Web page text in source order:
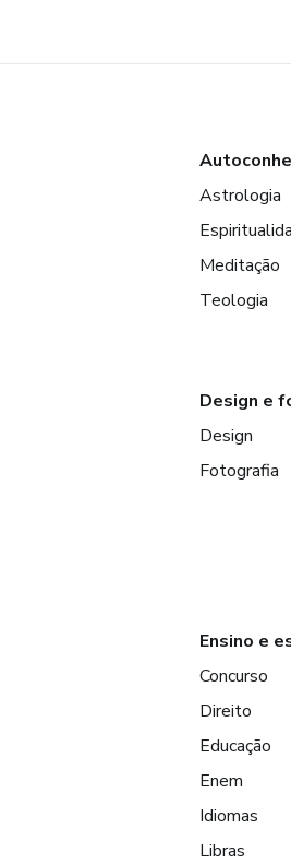
Astrologia
Meditação
Teologia
Design e
Design
Fotografia
Ensino e
Concurso
Direito
Educação
Enem
Idiomas
Libras